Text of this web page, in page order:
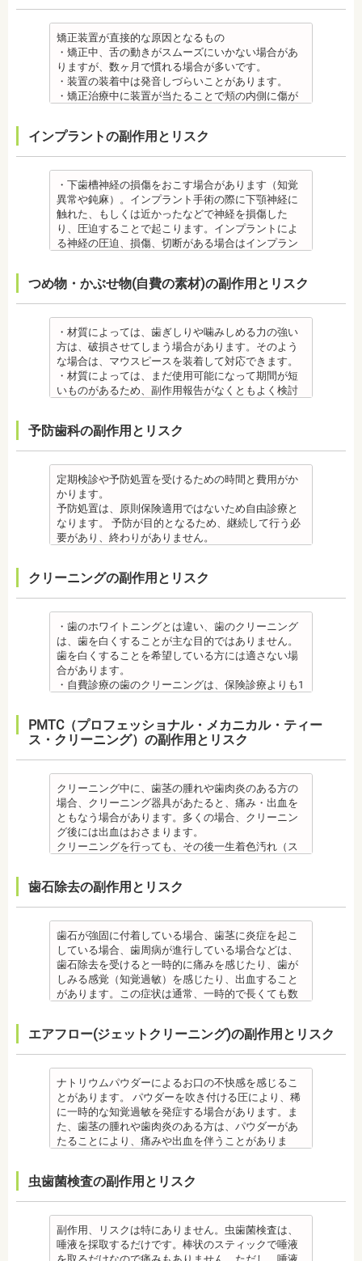
さい。矯正装置を装着したあとに、皮膚や口腔の粘
膜にアレルギー症状が起きた場合は、速やかに歯科
医師の指示を仰いでください。
抜歯・麻酔 ・矯正をしたい箇所に十分なスペースが
ない場合は、抜歯を必要とすることもあります。健
康上問題のない歯を抜歯する場合もあります。
・抜歯する場合は麻酔注射を行います。麻酔薬の中
もあるため、心が起こることもあります。臓や血圧
は、頬を噛んだり、熱いものを飲んだりしてもわか
らないため、口腔内を傷つけるリスクがあります。
さらに、麻酔によって悪心、嘔吐、アレルギー反応
虫歯・歯周病 ・矯正治療中、矯正装置の周りなど、
ブラッシング（歯磨き）しにくい部分ができるた
め、虫歯や歯周炎のリスクが高くなります。
を歯科医師より受けて 、毎日丁寧なブラッシング、
のケアをすることも役立ちます。
・矯正中に虫歯が悪化した場合は、矯正終了後に虫
歯の治療をする、もしくは、矯正中に器具を一度外
して治療を行う必要が生じることがあります。
・基本的に、矯正中には虫歯や歯周病の治療が行え
ません。そのため矯正前にこれらの治療を終わらせ
合は、一般的な歯科医院で、事前に虫歯、歯周病の
・矯正終了後に矯正箇所が元に戻る場合もありま
す。その程度に個人差があります。
・矯正終了して数か月から数年経過すると噛み合わ
せが悪くなる可能性があります。噛み合わせが悪く
なると、咀嚼障害の場合は、噛み合わせの治療を行
います、頭痛、肩こりを招く事があります。また、
開かない、食事を噛むときに痛みが出る顎関節症を
発症する場合があります。
他にも自律神経失調症になることもあります。噛み
その他
・個人差がありますが子供にとって大きなストレス
になる場合があります。装置装着後もしっかりと状
況を聞いて話し合ってください。
・矯正中、頭痛、首や肩のこり、強い倦怠感、吐き
の場合は、鎮痛剤、吐き気止め等、歯科医師の指示
のもと服用してください。
・治療の経過と治療後の見た目に個人差が大きくあ
らわれる治療です。また、歯科医師との見解の相違
も起こりえます。歯科医師とよくご相談ください。
・矯正力が強すぎると、歯の根が短くなる「歯根吸
収」が起こるリスクが高くなります。
・歯や骨の状態、歯の動きを妨げる癖があった場
合、虫歯や歯周病の発生など、治療計画よりも治療
期間が長くなる場合があります。
あります。特に切歯（せっし：上下前歯各4本）、歯
の凸凹が大きい患者様の場合、発症する事がありま
す。
・顎の成長に合わせて歯並びを治していくため、一
時的に歯並びが悪い状態になることもあります。
・大人になってから再度矯正が必要になることがあ
ります。
・定期的な通院などにご協力いただけない場合、治
療の結果に差が出る場合があります。
・固いものが一時的に噛めなくなることがありま
す。また、ガムや餅など、装置に引っかかるものが
食べられなくなることもあります。
・装置が壊れることがあります。その際は歯科医師
に相談してください。
・個人差がありますが、矯正装置にかなりのストレ
スを受ける患者さんもいます。
・矯正中は、器具を装着するため、食べかすが詰ま
了まで治療できません。）
・虫歯や歯周炎が発生すると一旦、装置を取り外し
て歯科医院で治療をする場合もあります。
・患者様が、取り外しできる矯正装置や補助装置の
装着時間を守っていなかったり、定期的な来院がで
きなかったりした場合は、治療期間が延びる可能性
ついたり、口内炎になったり、歯の移動に伴う痛み
を感じることもありますので、必要に応じワックス
で対処する場合やその他の対処策を行う場合があり
ます。
・矯正装置を装着した直後や、ワイヤーを交換した
直後に痛みを感じることがありますが、数日でおさ
まる場合が多いです。また、冷たいものを飲んだと
科医師に相談しましょう。
・矯正装置には、さまざまな金属素材が使用されて
いるため、金属アレルギーのある方、不安がある方
は、皮膚科で行われているパッチテストをうけて、
アレルギー材料を特定し、歯科医師に伝えてくださ
い。矯正装置を装着したあとに、皮膚や口腔の粘膜
にアレルギー症状が起きた場合は、速やかに歯科医
師の指示を仰いでください。
・矯正をしたい箇所に十分なスペースがない場合
・抜歯する場合は麻酔注射を行います。麻酔の中に
は、成分に心拍数、血圧を上げる作用があるものも
あるため、心臓や血圧に問題がある方が使用する
と、動悸、血圧上昇を起こす場合があります。ま
た、頬を噛んでもわからなかったり、熱いものを飲
んでもわからないため、口腔内を傷つけるリスクが
さらに、麻酔によって悪心、嘔吐、アレルギー反応
・矯正中、虫歯が悪化する場合があります。治療終
了後に虫歯の治療をする場合と器具を一度外して虫
歯の治療を行う場合があります。
・矯正治療中、矯正装置の周りなど、ブラッシング
（歯磨き）しにくい部分ができるため、虫歯や歯周
炎のリスクが高くなります。間食を控え、矯正治療
、毎日丁寧なブラッシング、歯を清潔にしてリスク
ッ素塗布など、歯科医院でのケアも役立ちます。
・矯正中は、基本的に虫歯や歯周病の治療が行えな
いため、矯正前にこれらの治療を終わらせる必要が
あります。矯正専門の歯科の場合は、一般の歯科で
虫歯、歯周病の治療を行う必要もあります。
治療終了後
す。
・矯正終了して数か月から数年経過するとかみ合わ
せが悪くなる可能性があります。かみ合わせが悪く
なると、咀嚼障害、頭痛、肩こりを招く事がありま
また、かみ合わせのバランスが崩れることで、口が
大きく開かない、食事を噛むときに痛みが出る顎関
節症を発症する場合があります。他にも自律神経失
調症になることもあります。かみ合わせが原因の場
合は、かみ合わせの治療を行います。 その他
気、不眠など不定愁訴が起こる場合がありますの
で、鎮痛剤、吐き気止め等、歯科医師の指示のもと
服用する場合があります。
・治療中と治療後の見た目に個人差が大きくあらわ
れる治療です。また、歯科医師との見解の相違も起
こりえます。歯科医師とよくご相談ください。
・矯正力が強すぎると、歯の根が短くなる「歯根吸
収」が起こるリスクが高くなります。
・歯や骨の状態、歯の動きを妨げる癖があった場
期間が長くなる場合があります。
・矯正治療では、歯肉が下がる場合（歯肉退縮）が
あります。特に切歯（せっし：上下前歯各4本）、歯
の凸凹が大きい患者様の場合、発症する事がありま
す。
・個人差により治療期間が数年かかることがありま
す。
・固いものが一時的に噛めなくなります。また、ガ
ムや餅など、装置に引っかかるものが食べられなく
・装置が壊れることがあります。その際は歯科医院
を受診してください。
・個人差があり、かなりのストレスを受ける患者さ
んもいます。
・矯正中は、器具を装着するため、食べかすが詰ま
りやすく虫歯、歯周病を招きやすくなります。（矯
矯正装置が直接的な原因となるもの
・矯正中、舌の動きがスムーズにいかない場合があ
りますが、数ヶ月で慣れる場合が多いです。
・装置の装着中は発音しづらいことがあります。
・矯正治療中に装置が当たることで頬の内側に傷が
で対処する場合やその他の対処策を行う場合があり
ます。
・矯正装置を装着した直後や、ワイヤーを交換した
直後に痛みを感じることがありますが、数日でおさ
まる場合が多いです。また、冷たいものを飲んだと
きにしみる「知覚過敏」があらわれる場合がありま
すが、基本的には数日で改善されます。長期間痛む
場合は、歯科医師に相談しましょう。
いるため、金属アレルギーのある方、不安がある方
アレルギー材料を特定し、歯科医師に伝えてくださ
い。矯正装置を装着したあとに、皮膚や口腔の粘膜
にアレルギー症状が起きた場合は、速やかに歯科医
師の指示を仰いでください。
抜歯・麻酔
・矯正をしたい箇所に十分なスペースがない場合
は、抜歯を必要とする場合もあります。健康上問題
痛みを感じることもありますので、歯科医師の判断
ため、心臓や血圧に問題がある方が使用すると、動
悸、血圧上昇を起こす場合があります。また、頬を
噛んでもわからなかったり、熱いものを飲んでもわ
からないため、口腔内を傷つけるリスクがありま
す。さらに、麻酔によって悪心、嘔吐、アレルギー
反応が起こることもあります。
・矯正中、虫歯が悪化する場合があります。治療終
・矯正治療中、矯正装置の周りなど、ブラッシング
（歯磨き）しにくい部分ができるため、虫歯や歯周
炎のリスクが高くなります。間食を控え、矯正治療
中に合ったブラッシング指導を歯科医師より受けて
、毎日丁寧なブラッシング、歯を清潔にしてリスク
を抑えましょう。
ッ素塗布など、歯科医院でのケアも予防に役立ちま
す。
矯正専門の歯科の場合は、一般の歯科で虫歯、歯周
病の治療を行う必要もあります。
治療終了後
・矯正終了後に噛み合わせが悪くなる可能性があり
ます。
噛み合わせが悪くなると、咀嚼障害、頭痛、肩こり
が崩れることで、口が大きく開かない、食事を噛む
ときに痛みが出る顎関節症を発症する場合がありま
す。他にも自律神経失調症になることもあります。
います。
・矯正終了後に矯正箇所が元に戻る場合もありま
す。
その他
・治したい部分の一部の歯並びにのみ対応できま
を進めることができない場合もあります。
・矯正中、頭痛、首や肩のこり、強い倦怠感、吐き
気、不眠など不定愁訴が起こる場合がありますの
で、鎮痛剤、吐き気止め等、歯科医師の指示のもと
服用する場合があります。
・治療中と治療後の見た目に個人差が大きくあらわ
れる治療です。また、歯科医師との見解の相違も起
こりえます。歯科医師とよくご相談ください。
・矯正力が強すぎると、歯の根が短くなる「歯根吸
・歯や骨の状態、歯の動きを妨げる癖があった場
合、虫歯や歯周病の発生など、治療計画よりも治療
期間が長くなる場合があります。
・矯正治療では、歯肉が下がる場合（歯肉退縮）が
あります。特に切歯（せっし：上下前歯各4本）、歯
の凸凹が大きい患者様の場合、発症する事がありま
インプラントの副作用とリスク
・下歯槽神経の損傷をおこす場合があります（知覚
異常や鈍麻）。インプラント手術の際に下顎神経に
触れた、もしくは近かったなどで神経を損傷した
り、圧迫することで起こります。インプラントによ
る神経の圧迫、損傷、切断がある場合はインプラン
・上あごにインプラントを埋める際に、上顎洞を破
る場合があります。手術した時に感染が生じると蓄
膿症になる場合があります。この場合は、インプラ
ントを除去する場合もあります。また、蓄膿症の治
療には耳鼻咽喉科にて治療が必要な場合もありま
す。
・インプラントは、入れ歯の治療とは異なり、外科
手術を行う必要があります。手術により今までは何
けられない場合もあります。免疫力や抵抗力が低下
病の方、口腔内の衛生状態の悪い方や、あごの骨が
足りない方、喫煙者の方は、事前に生活習慣の改
善、治療が必要となる場合があります。
・インプラント術後すぐには違和感があったり、痛
み、腫れ、出血などが発生する場合がありますが、
これらの症状の多くについては一時的なもので、多
くの場合2～3日で治まります。
に穴をあけて人工の歯根を埋め込み、その上に人工
た、インプラントを埋め込む骨の厚みを増やす手術
を行う場合、さらに期間を要することになります。
・インプラント治療を受けると定期検診、メインテ
ナンスをし続けなければいけません。人工物である
インプラントが虫歯になることはありませんが、日
ごろから丁寧なメインテナンスが必要となります。
囲炎という病気にかかる可能性があります。インプ
ラントの機能をより長く維持するために、定期検診
異なり保険適用外となります。
・インプラント治療は、お子様、妊婦の方は受けら
れません。骨の成長途中になるお子様は、インプラ
ント治療はできません。痛み止め、抗生物質等を治
療に使用するため妊娠中、妊娠の可能性のある方、
授乳中の方は、インプラント治療はお控えくださ
・心臓の疾患、骨粗鬆症等、内科的にインプラント
ます。治療相談時に申告してください。
・歯がない箇所のリカバリー治療ですが、その欠損
箇所のみの治療ではなく、全体のかみ合わせを提案
してくれる方針を選択するとよいでしょう。
・手術ではありますが、麻酔を行うため、手術中に
痛みを感じることは基本的にありません。
先生
【プロフィール】
日本大学歯学部卒業
歯学博士（口腔外科学）
日本大学歯学部非常勤講師
社会福祉法人富士白苑理事
つめ物・かぶせ物(自費の素材)の副作用とリスク
・材質によっては、歯ぎしりや噛みしめる力の強い
方は、破損させてしまう場合があります。そのよう
な場合は、マウスピースを装着して対応できます。
・材質によっては、まだ使用可能になって期間が短
いものがあるため、副作用報告がなくともよく検討
・ジルコニア自体が割れてしまうのではなく、表面
を覆っているポーセレンというセラミックが割れて
しまうことのほうが多くあります。
原因のひとつとしては、ポーセレンというセラミッ
クとジルコニアの密着度が、セラミック同士との場
合や金属とセラミックとの場合に比べて、若干弱い
場合があるからです。他にも、激しい歯ぎしりをす
る人の場合、どうしてもセラミックの部分はジルコ
メタルセラミック
歯茎の境が黒く変色してしまうケースがあります。
オールセラミック
・オールセラミック治療は、本数が多いと費用が高
額となる場合が多くあります。また、陶器であり強
度は低いため、奥歯には不向きです。前歯でも欠け
てしまうこともあるため、歯ぎしりのクセがある方
はマウスピースで保護する場合もあります。
はなく、デメリットもあるため、検討される方は、
歯科医師と十分に相談しましょう。
【プロフィール】
日本大学歯学部卒業
日本大学歯学部口腔外科第２講座大学院卒業
歯学博士（口腔外科学）
日本大学歯学部非常勤講師
社会福祉法人富士白苑理事
予防歯科の副作用とリスク
定期検診や予防処置を受けるための時間と費用がか
かります。
予防処置は、原則保険適用ではないため自由診療と
なります。 予防が目的となるため、継続して行う必
要があり、終わりがありません。
日本歯科大学新潟生命歯学部卒業
新潟大学医歯学総合病院にて研修
都内歯科医院にて勤務
クリーニングの副作用とリスク
・歯のホワイトニングとは違い、歯のクリーニング
は、歯を白くすることが主な目的ではありません。
歯を白くすることを希望している方には適さない場
合があります。
・自費診療の歯のクリーニングは、保険診療よりも1
・歯のクリーニングは、歯科医院によって「クリー
ニング」と書いているところと「PMTC」と書いてい
るところがあります。PMTCは専用の機器が用いられ
るのに対し、クリーニングは歯科医院によっては歯
石を落とすスケーリングの場合や、PMTCの場合もあ
るので、事前に内容を確認されるとよいでしょう。
監修医情報 医療法人社団日坂会 理事長 日坂充
宏先生
【プロフィール】
歯学博士（口腔外科学）
事
PMTC（プロフェッショナル・メカニカル・ティー
ス・クリーニング）の副作用とリスク
クリーニング中に、歯茎の腫れや歯肉炎のある方の
場合、クリーニング器具があたると、痛み・出血を
ともなう場合があります。多くの場合、クリーニン
グ後には出血はおさまります。
クリーニングを行っても、その後一生着色汚れ（ス
す。また、歯科のクリーニングだけでは、虫歯や歯
周病の予防にはなりません。
毎日のブラッシングなどは継続して行う必要があり
ます。
備考
自宅で、歯磨きをしていても、落とすことの出来な
い汚れや、歯石の元となる歯垢・バイオフィルムを
歯科で専門の機器・技術によって除去する技術で
防に効果的です。
【プロフィール】
日本歯科大学新潟生命歯学部卒業
新潟大学医歯学総合病院にて研修
都内歯科医院にて勤務
歯石除去の副作用とリスク
歯石が強固に付着している場合、歯茎に炎症を起こ
している場合、歯周病が進行している場合などは、
歯石除去を受けると一時的に痛みを感じたり、歯が
しみる感覚（知覚過敏）を感じたり、出血すること
があります。この症状は通常、一時的で長くても数
鳴り響きます。機器は歯石が多い人、広範囲に歯石
が付いている人に使われるのですが、高音が苦手な
人は音を我慢する必要があります。
備考
歯石とは、歯垢が石のように固くなって歯と歯の間
や歯の表面、歯茎と歯の隙間などにこびりついたも
のです。唾液腺開口部の近くにある歯に特に着きや
すく、具体的には「下の前歯の裏側」や「上の奥歯
きません。
石の前段階です。歯垢の段階であれば歯ブラシで簡
単に取り除くことができますが、沈着したまま時間
が経過すると歯石になって歯周病を進行させてしま
います。歯科での歯石除去は、専門の機器を使用
エアフロー(ジェットクリーニング)の副作用とリスク
ナトリウムパウダーによるお口の不快感を感じるこ
とがあります。 パウダーを吹き付ける圧により、稀
に一時的な知覚過敏を発症する場合があります。ま
た、歯茎の腫れや歯肉炎のある方は、パウダーがあ
たることにより、痛みや出血を伴うことがありま
きれない場合があります。
また、エアフローは外来性の着色は落としますが、
本来の歯の色自体は白くできません。歯自体を白く
したい場合にはホワイトニングが有効です。 着色汚
れはエアフロー後に再付着することもあります。継
続的効果を得るには、定期的な施術が必要です。
虫歯菌検査の副作用とリスク
副作用、リスクは特にありません。虫歯菌検査は、
唾液を採取するだけです。棒状のスティックで唾液